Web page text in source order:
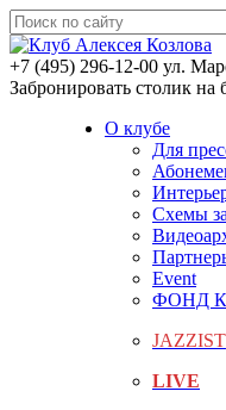
+7 (495) 296-12-00 ул.
Забронировать столик на
О клубе
Для
Схемы
Event
ФОНД
JAZZIST
LIVE